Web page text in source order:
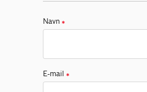
Navn ✱
E-mail ✱